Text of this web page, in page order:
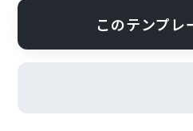
このテンプレ